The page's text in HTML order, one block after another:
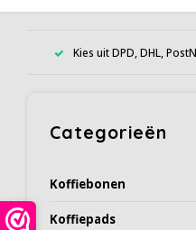
Kies uit DPD, DHL,
Categorieën
Koffiebonen
Koffiepads